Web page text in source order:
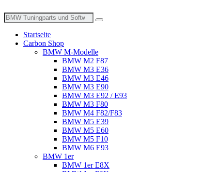
Inhalt
wechseln
Suche
nach:
Startseite
Carbon Shop
BMW M-Modelle
BMW M2 F87
BMW M3 E36
BMW M3 E46
BMW M3 E90
BMW M3 E92 / E93
BMW M3 F80
BMW M4 F82/F83
BMW M5 E39
BMW M5 E60
BMW M5 F10
BMW M6 E93
BMW 1er
BMW 1er E8X